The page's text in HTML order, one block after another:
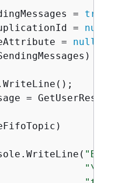
= true
= null
= null
=